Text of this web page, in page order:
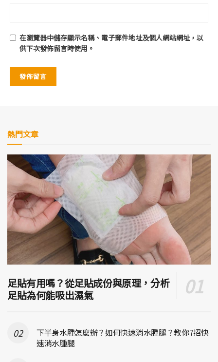
在瀏覽器中儲存顯示名稱、電子郵件地址及個人網站網址，以
供下次發佈留言時使用。
熱門文章
足貼有用嗎？從足貼成份與原理，分析
足貼為何能吸出濕氣
下半身水腫怎麼辦？如何快速消水腫腿？教你7招快
速消水腫腿